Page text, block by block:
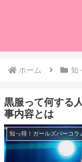
ホーム 知
黒服って何する
事内容とは
知っ得！ガールズバーコラ